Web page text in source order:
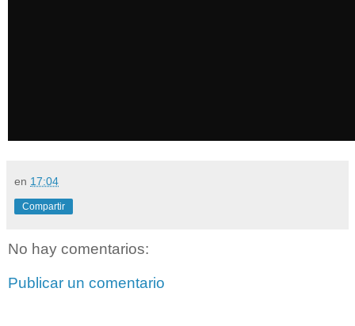
en 17:04
Compartir
No hay comentarios:
Publicar un comentario